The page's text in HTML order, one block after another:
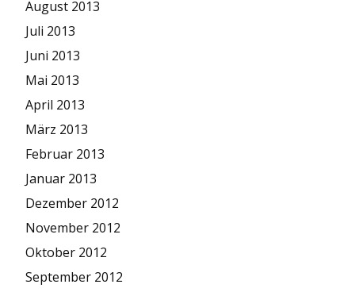
August 2013
Juli 2013
Juni 2013
Mai 2013
April 2013
März 2013
Februar 2013
Januar 2013
Dezember 2012
November 2012
Oktober 2012
September 2012